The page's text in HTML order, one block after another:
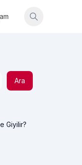
Ara
Giyilir?